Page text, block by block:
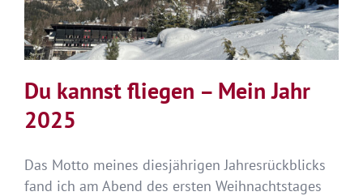
Du kannst fliegen – Mein Jahr
2025
Das Motto meines diesjährigen Jahresrückblicks
fand ich am Abend des ersten Weihnachtstages